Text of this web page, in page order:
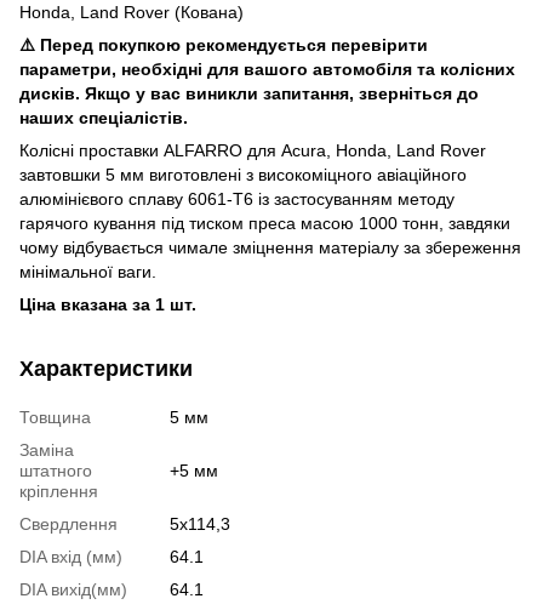
Honda, Land Rover (Кована)
⚠️ Перед покупкою рекомендується перевірити
параметри, необхідні для вашого автомобіля та колісних
дисків. Якщо у вас виникли запитання, зверніться до
наших спеціалістів.
Колісні проставки ALFARRO для Acura, Honda, Land Rover
завтовшки 5 мм виготовлені з високоміцного авіаційного
алюмінієвого сплаву 6061-T6 із застосуванням методу
гарячого кування під тиском преса масою 1000 тонн, завдяки
чому відбувається чимале зміцнення матеріалу за збереження
мінімальної ваги.
Ціна вказана за 1 шт.
Характеристики
Товщина
5 мм
Заміна
штатного
кріплення
+5 мм
Свердлення
5х114,3
DIA вхід (мм)
64.1
DIA вихід(мм)
64.1